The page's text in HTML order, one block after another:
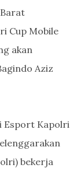
Cup Mobile
akan
Aziz
Esport Kapolri
bekerja